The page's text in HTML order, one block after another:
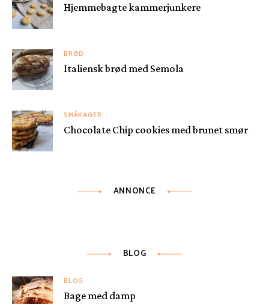
Hjemmebagte kammerjunkere
BRØD
Italiensk brød med Semola
SMÅKAGER
Chocolate Chip cookies med brunet smør
ANNONCE
BLOG
BLOG
Bage med damp